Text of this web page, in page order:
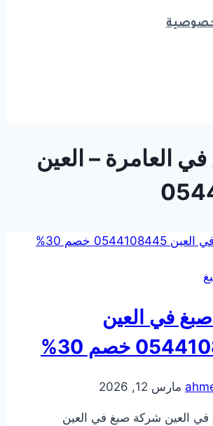
العامرة – العين
في العين
خصم 30%
مارس 12, 2026
العين شركة صبغ في العين